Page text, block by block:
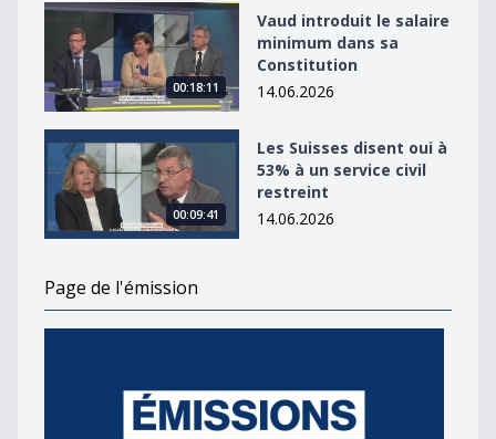
Vaud introduit le salaire minimum dans sa
00:18:11
Vaud introduit le salaire
minimum dans sa
Constitution
14.06.2026
Les Suisses disent oui à 53% à un service civil restreint
00:09:41
Les Suisses disent oui à
53% à un service civil
restreint
14.06.2026
Page de l'émission